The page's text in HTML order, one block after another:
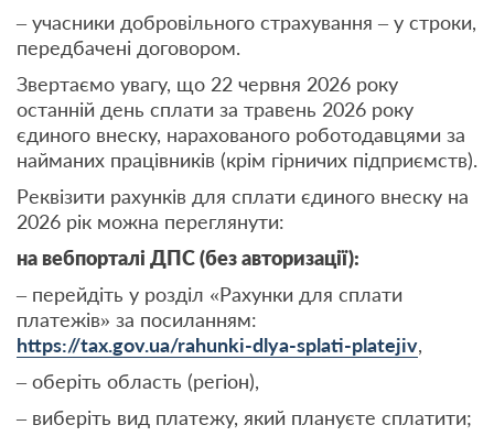
– учасники добровільного страхування – у строки,
передбачені договором.
Звертаємо увагу, що 22 червня 2026 року
останній день сплати за травень 2026 року
єдиного внеску, нарахованого роботодавцями за
найманих працівників (крім гірничих підприємств).
Реквізити рахунків для сплати єдиного внеску на
2026 рік можна переглянути:
на вебпорталі ДПС (без авторизації):
– перейдіть у розділ «Рахунки для сплати
платежів» за посиланням:
https://tax.gov.ua/rahunki-dlya-splati-platejiv,
– оберіть область (регіон),
– виберіть вид платежу, який плануєте сплатити;